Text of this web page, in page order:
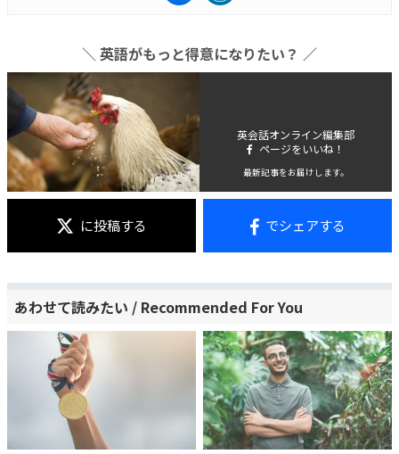
＼ 英語がもっと得意になりたい？ ／
英会話オンライン編集部
ページをいいね！
最新記事をお届けします。
に投稿する でシェアする
あわせて読みたい / Recommended For You